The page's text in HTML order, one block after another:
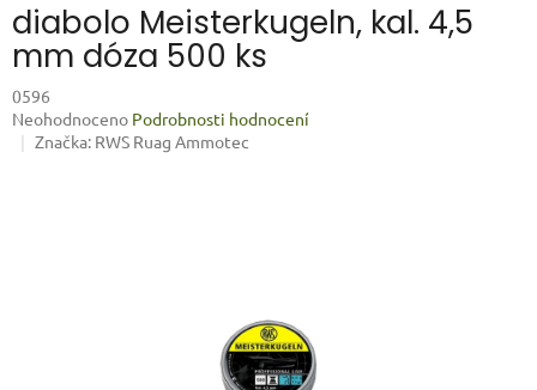
diabolo Meisterkugeln, kal. 4,5
mm dóza 500 ks
0596
Průměrné
hodnocení
Neohodnoceno Podrobnosti hodnocení
Značka: RWS Ruag Ammotec